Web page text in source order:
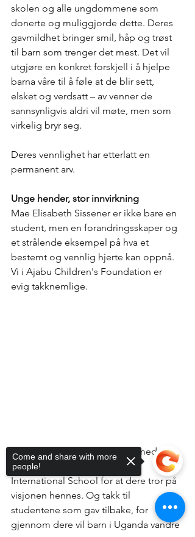
skolen og alle ungdommene som
donerte og muliggjorde dette. Deres
gavmildhet bringer smil, håp og trøst
til barn som trenger det mest. Det vil
utgjøre en konkret forskjell i å hjelpe
barna våre til å føle at de blir sett,
elsket og verdsatt – av venner de
sannsynligvis aldri vil møte, men som
virkelig bryr seg.
Deres vennlighet har etterlatt en
permanent arv.
Unge hender, stor innvirkning
Mae Elisabeth Sissener er ikke bare en
student, men en forandringsskaper og
et strålende eksempel på hva et
bestemt og vennlig hjerte kan oppnå.
Vi i Ajabu Children's Foundation er
evig takknemlige.
Takk for at dere står sammen med
Ajabu-barna. Takk til Skagerak
International School for at dere tror på
visjonen hennes. Og takk til
studentene som gav tilbake, for
gjennom dere vil barn i Uganda vandre
Come and share with more
people!